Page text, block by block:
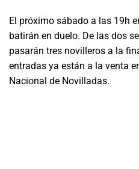
El próximo sábado a las 19h
batirán en duelo. De las dos
pasarán tres novilleros a la
entradas ya están a la venta
Nacional de Novilladas.